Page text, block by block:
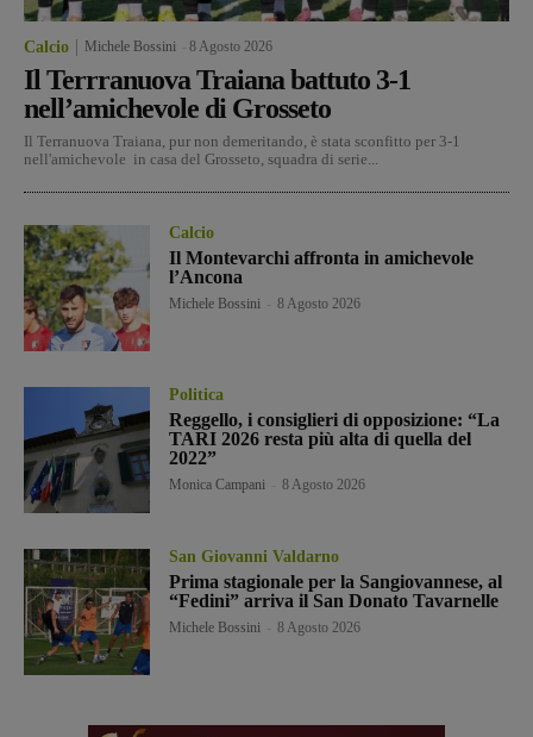
Calcio Michele Bossini 8 Agosto 2026
Il Terrranuova Traiana battuto 3-1
nell’amichevole di Grosseto
Il Terranuova Traiana, pur non demeritando, è stata sconfitto per 3-1
nell'amichevole in casa del Grosseto, squadra di serie...
Calcio
Il Montevarchi affronta in amichevole
l’Ancona
Michele Bossini 8 Agosto 2026
Politica
Reggello, i consiglieri di opposizione: “La
TARI 2026 resta più alta di quella del
2022”
Monica Campani 8 Agosto 2026
San Giovanni Valdarno
Prima stagionale per la Sangiovannese, al
“Fedini” arriva il San Donato Tavarnelle
Michele Bossini 8 Agosto 2026